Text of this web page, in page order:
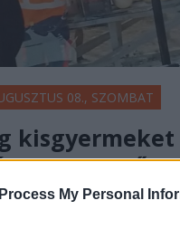
My Personal
08., SZOMBAT
kisgyermeket
a mentős,
megállt